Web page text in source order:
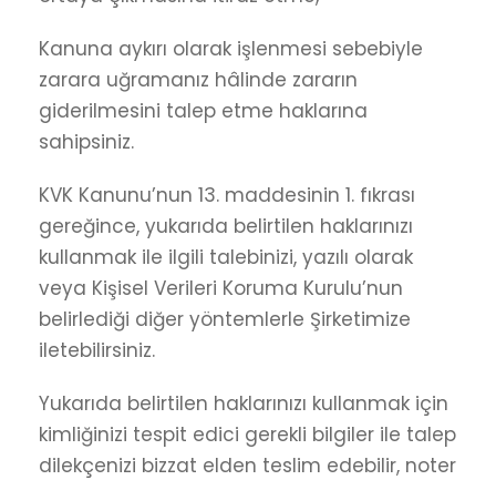
Kanuna aykırı olarak işlenmesi sebebiyle
zarara uğramanız hâlinde zararın
giderilmesini talep etme haklarına
sahipsiniz.
KVK Kanunu’nun 13. maddesinin 1. fıkrası
gereğince, yukarıda belirtilen haklarınızı
kullanmak ile ilgili talebinizi, yazılı olarak
veya Kişisel Verileri Koruma Kurulu’nun
belirlediği diğer yöntemlerle Şirketimize
iletebilirsiniz.
Yukarıda belirtilen haklarınızı kullanmak için
kimliğinizi tespit edici gerekli bilgiler ile talep
dilekçenizi bizzat elden teslim edebilir, noter